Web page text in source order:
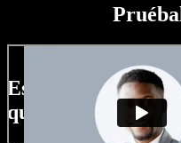
Esto es solo una
que podrás hacer